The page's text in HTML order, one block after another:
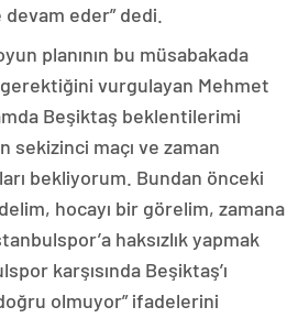
eder” dedi.
planının bu müsabakada
vurgulayan Mehmet
Beşiktaş beklentilerimi
sekizinci maçı ve zaman
bekliyorum. Bundan önceki
hocayı bir görelim, zamana
haksızlık yapmak
karşısında Beşiktaş’ı
olmuyor” ifadelerini